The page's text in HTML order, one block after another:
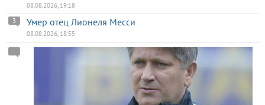
08.08.2026, 19:18
Умер отец Лионеля Месси
3
08.08.2026, 18:55